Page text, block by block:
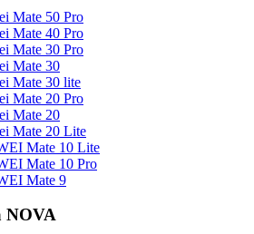
Mate 50 Pro
Mate 40 Pro
Mate 30 Pro
Mate 30
Mate 30 lite
Mate 20 Pro
Mate 20
Mate 20 Lite
Mate 10 Lite
Mate 10 Pro
Mate 9
NOVA